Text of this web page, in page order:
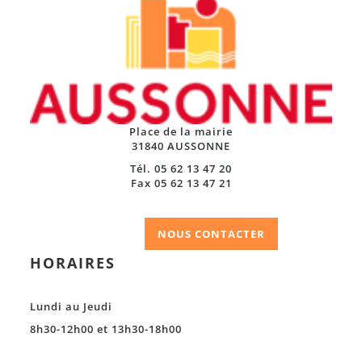
Place de la mairie
31840 AUSSONNE
Tél. 05 62 13 47 20
Fax 05 62 13 47 21
NOUS CONTACTER
HORAIRES
Lundi au Jeudi
8h30-12h00 et 13h30-18h00